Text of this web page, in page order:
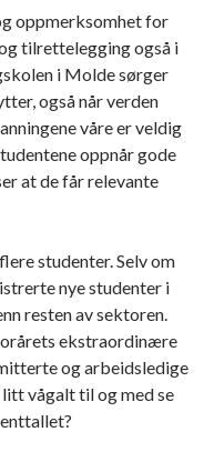
oppmerksomhet for
tilrettelegging også i
i Molde sørger
også når verden
våre er veldig
oppnår gode
at de får relevante
studenter. Selv om
nye studenter i
resten av sektoren.
ekstraordinære
og arbeidsledige
litt vågalt til og med se